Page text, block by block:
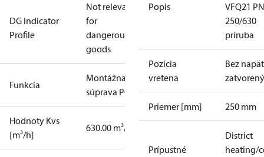
DG Indicator
Profile
Not relevant
for
dangerous
goods
Funkcia
Montážna
súprava PCV
Hodnoty Kvs
[m³/h]
630.00 m³/h
Popis
VFQ21
250/630
príruba
Pozícia
vretena
Bez
zatvorený
Priemer [mm] 250 mm
Prípustné
District
heating/